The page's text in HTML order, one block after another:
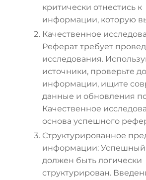
критически отнестись к
информации, которую
Качественное
Реферат требует
исследования.
источники, проверьте
информации, ищите
данные и обновления
Качественное
основа успешного
Структурированное
информации: Успешный
должен быть логически
структурирован.